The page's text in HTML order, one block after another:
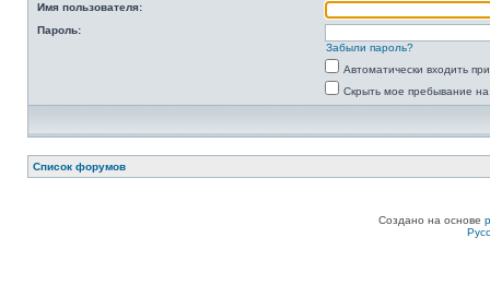
Имя пользователя:
Пароль:
Забыли пароль?
Автоматически входить
Скрыть мое пребывание
Список форумов
Создано на основе